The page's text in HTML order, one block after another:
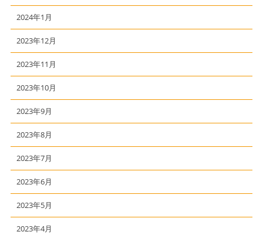
2024年1月
2023年12月
2023年11月
2023年10月
2023年9月
2023年8月
2023年7月
2023年6月
2023年5月
2023年4月